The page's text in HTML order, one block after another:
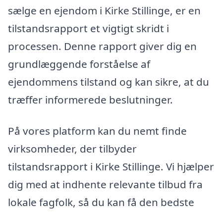
sælge en ejendom i Kirke Stillinge, er en
tilstandsrapport et vigtigt skridt i
processen. Denne rapport giver dig en
grundlæggende forståelse af
ejendommens tilstand og kan sikre, at du
træffer informerede beslutninger.
På vores platform kan du nemt finde
virksomheder, der tilbyder
tilstandsrapport i Kirke Stillinge. Vi hjælper
dig med at indhente relevante tilbud fra
lokale fagfolk, så du kan få den bedste